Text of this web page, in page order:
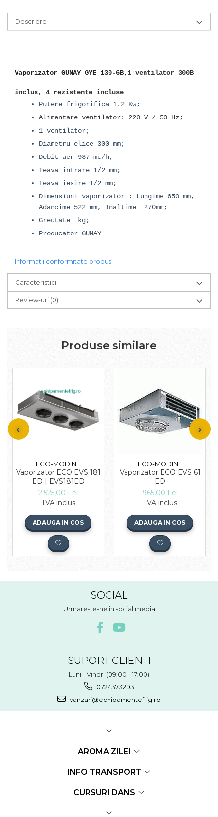
Descriere
Vaporizator GUNAY GYE 130-6B, 1 ventilator 300B
inclus, 4 rezistente incluse
Putere frigorifica 1.2 Kw;
Alimentare ventilator: 220 V / 50 Hz;
1 ventilator;
Diametru elice 300 mm;
Debit aer 937 mc/h;
Teava intrare 1/2 mm;
Teava iesire 1/2 mm;
Dimensiuni vaporizator : Lungime 650 mm,
Adancime 522 mm, Inaltime 270mm;
Greutate kg;
Producator GUNAY
Informatii conformitate produs
Caracteristici
Review-uri (0)
Produse similare
ECO-MODINE
Vaporizator ECO EVS 181
ED | EVS181ED
2.525,00 Lei
TVA inclus
ADAUGA IN COS
ECO-MODINE
Vaporizator ECO EVS 61
ED
965,00 Lei
TVA inclus
ADAUGA IN COS
SOCIAL
Urmareste-ne in social media
SUPORT CLIENTI
Luni - Vineri (09:00 - 17:00)
0724373203
vanzari@echipamentefrig.ro
AROMA ZILEI
INFO TRANSPORT
CURSURI DANS